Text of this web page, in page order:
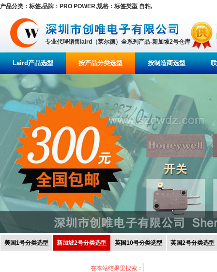
产品分类：标签,品牌：PRO POWER,规格：标签类型 自粘,
专业代理销售laird（莱尔德）全系列产品-新加坡2号仓库
Laird产品选型 按产品分类选型 按制造商选型
美国1号分类选型 新加坡2号分类选型 英国10号分类选型 英国2号分类选型
在本站结果里搜索：